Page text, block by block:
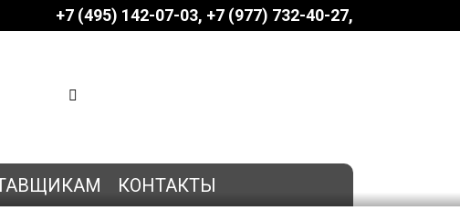
+7 (495) 142-07-03 ‎‎+7 (977) 732-40-27
КОНТАКТЫ